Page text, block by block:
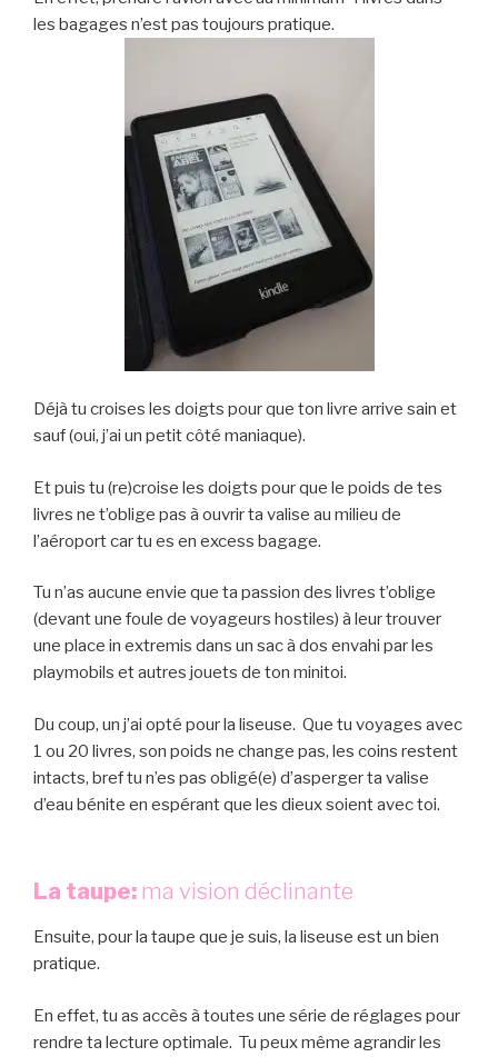
les bagages n’est pas toujours pratique.
Déjà tu croises les doigts pour que ton livre arrive sain et
sauf (oui, j’ai un petit côté maniaque).
Et puis tu (re)croise les doigts pour que le poids de tes
livres ne t’oblige pas à ouvrir ta valise au milieu de
l’aéroport car tu es en excess bagage.
Tu n’as aucune envie que ta passion des livres t’oblige
(devant une foule de voyageurs hostiles) à leur trouver
une place in extremis dans un sac à dos envahi par les
playmobils et autres jouets de ton minitoi.
Du coup, un j’ai opté pour la liseuse. Que tu voyages avec
1 ou 20 livres, son poids ne change pas, les coins restent
intacts, bref tu n’es pas obligé(e) d’asperger ta valise
d’eau bénite en espérant que les dieux soient avec toi.
La taupe: ma vision déclinante
Ensuite, pour la taupe que je suis, la liseuse est un bien
pratique.
En effet, tu as accès à toutes une série de réglages pour
rendre ta lecture optimale. Tu peux même agrandir les